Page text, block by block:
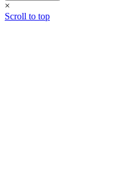
×
Scroll to top